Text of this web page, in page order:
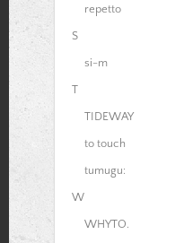
repetto
S
si-m
T
TIDEWAY
to touch
tumugu:
W
WHYTO.